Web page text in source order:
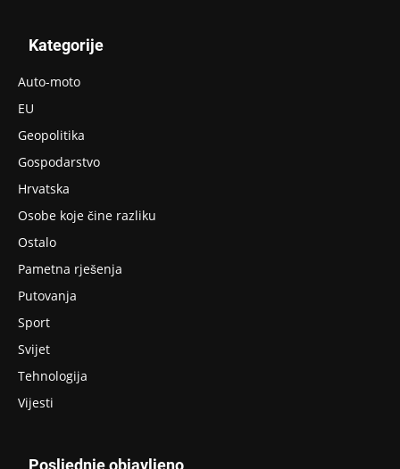
Kategorije
Auto-moto
EU
Geopolitika
Gospodarstvo
Hrvatska
Osobe koje čine razliku
Ostalo
Pametna rješenja
Putovanja
Sport
Svijet
Tehnologija
Vijesti
Posljednje objavljeno